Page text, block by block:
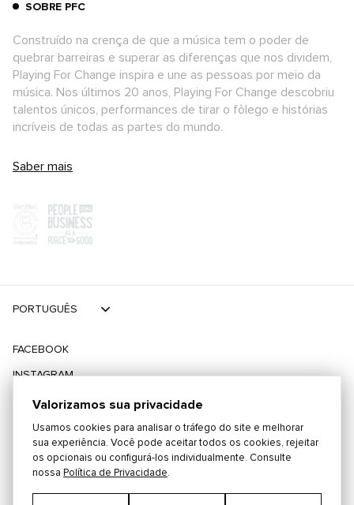
SOBRE PFC
Construído na crença de que a música tem o poder de
quebrar barreiras e superar as diferenças que nos dividem,
Playing For Change inspira e une as pessoas por meio da
música. Nos últimos 20 anos, Playing For Change descobriu
talentos únicos, performances de tirar o fôlego e histórias
incríveis de todas as partes do mundo.
Saber mais
©2026 PLAYING FOR CHANGE
FACEBOOK
INSTAGRAM
TIKTOK
TWITTER
PORTUGUÊS
Valorizamos sua privacidade
Usamos cookies para analisar o tráfego do site e melhorar
sua experiência. Você pode aceitar todos os cookies, rejeitar
os opcionais ou configurá-los individualmente. Consulte
nossa Política de Privacidade.